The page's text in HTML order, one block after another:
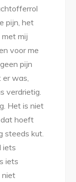
pijn, het
mij
voor me
pijn
er was,
verdrietig.
Het is niet
dat hoeft
steeds kut.
iets
iets
niet